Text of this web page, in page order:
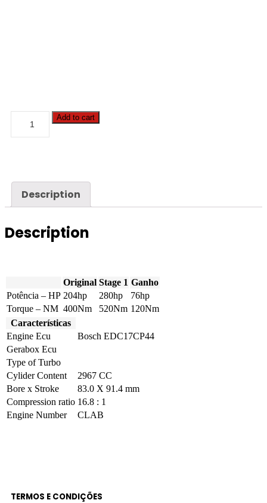
A8
FWD
204hp
Add to cart
Description
Description
Original Stage 1 Ganho
Potência – HP 204hp 280hp
76hp
Torque – NM 400Nm 520Nm 120Nm
Características
Engine Ecu
Bosch EDC17CP44
Gerabox Ecu
Type of Turbo
Cylider Content
2967 CC
Bore x Stroke
83.0 X 91.4 mm
Compression ratio 16.8 : 1
Engine Number
CLAB
TERMOS E CONDIÇÕES